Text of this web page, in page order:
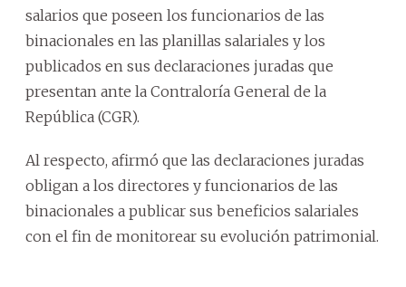
salarios que poseen los funcionarios de las
binacionales en las planillas salariales y los
publicados en sus declaraciones juradas que
presentan ante la Contraloría General de la
República (CGR).
Al respecto, afirmó que las declaraciones juradas
obligan a los directores y funcionarios de las
binacionales a publicar sus beneficios salariales
con el fin de monitorear su evolución patrimonial.